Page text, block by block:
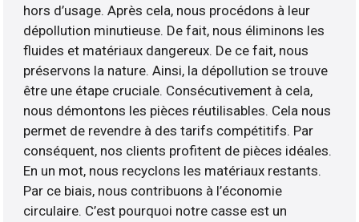
hors d’usage. Après cela, nous procédons à leur
dépollution minutieuse. De fait, nous éliminons les
fluides et matériaux dangereux. De ce fait, nous
préservons la nature. Ainsi, la dépollution se trouve
être une étape cruciale. Consécutivement à cela,
nous démontons les pièces réutilisables. Cela nous
permet de revendre à des tarifs compétitifs. Par
conséquent, nos clients profitent de pièces idéales.
En un mot, nous recyclons les matériaux restants.
Par ce biais, nous contribuons à l’économie
circulaire. C’est pourquoi notre casse est un